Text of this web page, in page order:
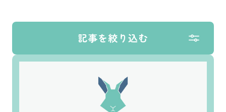
記事を絞り込む